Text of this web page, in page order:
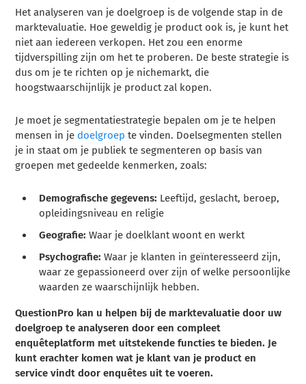
Het analyseren van je doelgroep is de volgende stap in de
marktevaluatie. Hoe geweldig je product ook is, je kunt het
niet aan iedereen verkopen. Het zou een enorme
tijdverspilling zijn om het te proberen. De beste strategie is
dus om je te richten op je nichemarkt, die
hoogstwaarschijnlijk je product zal kopen.
Je moet je segmentatiestrategie bepalen om je te helpen
mensen in je doelgroep te vinden. Doelsegmenten stellen
je in staat om je publiek te segmenteren op basis van
groepen met gedeelde kenmerken, zoals:
Demografische gegevens: Leeftijd, geslacht, beroep,
opleidingsniveau en religie
Geografie:Waar je doelklant woont en werkt
Psychografie:Waar je klanten in geïnteresseerd zijn,
waar ze gepassioneerd over zijn of welke persoonlijke
waarden ze waarschijnlijk hebben.
QuestionPro kan u helpen bij de marktevaluatie door uw
doelgroep te analyseren door een compleet
enquêteplatform met uitstekende functies te bieden. Je
kunt erachter komen wat je klant van je product en
service vindt door enquêtes uit te voeren.